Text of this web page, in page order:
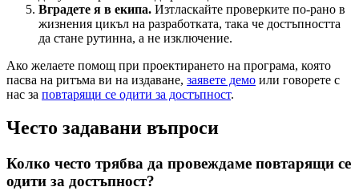
Вградете я в екипа. Изтласкайте проверките по-рано в
жизнения цикъл на разработката, така че достъпността
да стане рутинна, а не изключение.
Ако желаете помощ при проектирането на програма, която
пасва на ритъма ви на издаване, заявете демо или говорете с
нас за повтарящи се одити за достъпност.
Често задавани въпроси
Колко често трябва да провеждаме повтарящи се
одити за достъпност?